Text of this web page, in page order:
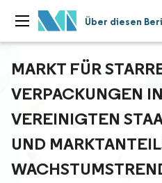
Über diesen
MARKT FÜR
VERPACKUNGEN
VEREINIGTEN
ND